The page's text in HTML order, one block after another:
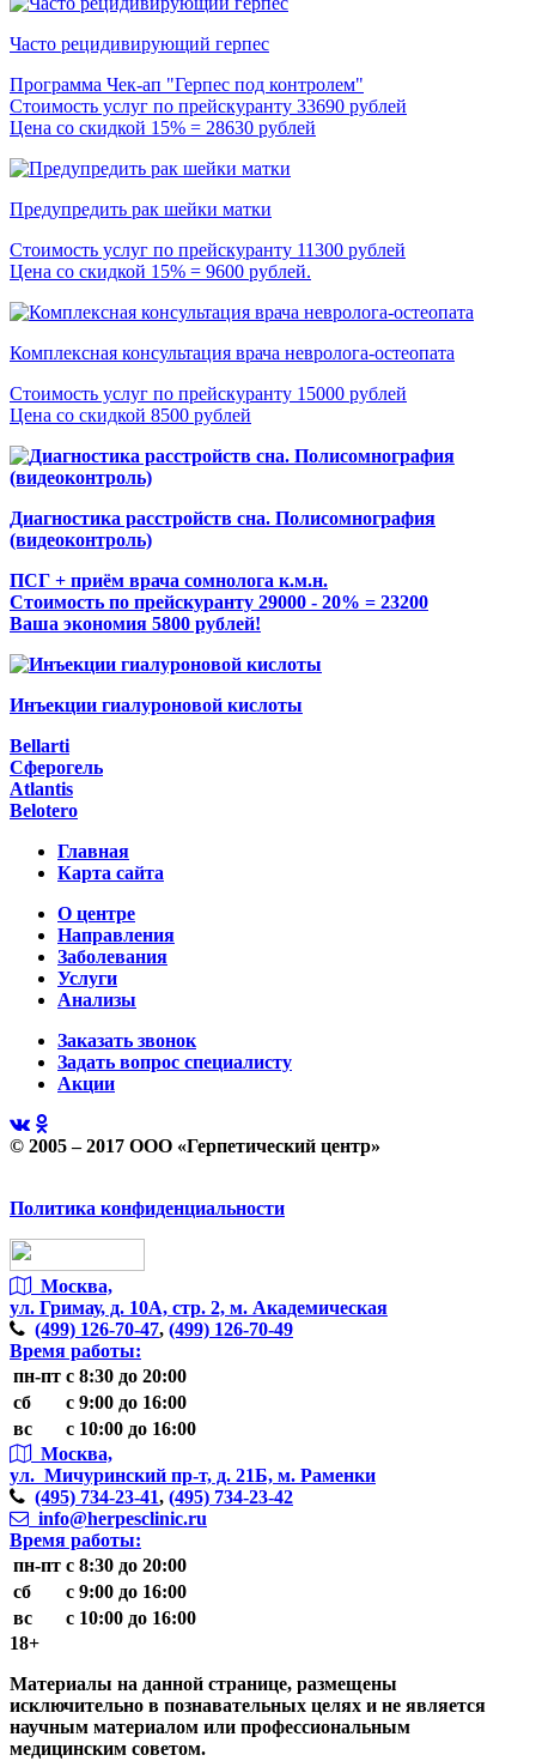
Часто рецидивирующий герпес
Программа Чек-ап "Герпес под контролем"
Стоимость услуг по прейскуранту 33690 рублей
Цена со скидкой 15% = 28630 рублей
Предупредить рак шейки матки
Стоимость услуг по прейскуранту 11300 рублей
Цена со скидкой 15% = 9600 рублей.
Комплексная консультация врача невролога-остеопата
Стоимость услуг по прейскуранту 15000 рублей
Цена со скидкой 8500 рублей
Диагностика расстройств сна. Полисомнография
(видеоконтроль)
ПСГ + приём врача сомнолога к.м.н.
Стоимость по прейскуранту 29000 - 20% = 23200
Ваша экономия 5800 рублей!
Инъекции гиалуроновой кислоты
Bellarti
Сферогель
Atlantis
Belotero
Главная
Карта сайта
О центре
Направления
Заболевания
Услуги
Анализы
Заказать звонок
Задать вопрос специалисту
Акции
© 2005 – 2017 ООО «Герпетический центр»
Политика конфиденциальности
Москва,
ул. Гримау, д. 10А, стр. 2, м. Академическая
(499) 126-70-47, (499) 126-70-49
Время работы:
пн-пт с 8:30 до 20:00
сб
с 9:00 до 16:00
вс
с 10:00 до 16:00
Москва,
ул. Мичуринский пр-т, д. 21Б, м. Раменки
(495) 734-23-41, (495) 734-23-42
info@herpesclinic.ru
Время работы:
пн-пт с 8:30 до 20:00
сб
с 9:00 до 16:00
вс
с 10:00 до 16:00
18+
Материалы на данной странице, размещены
исключительно в познавательных целях и не является
научным материалом или профессиональным
медицинским советом.